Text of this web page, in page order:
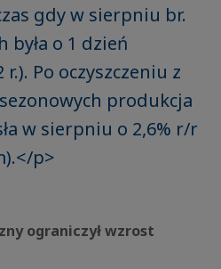
gdy w sierpniu br.
była o 1 dzień
Po oczyszczeniu z
produkcja
w sierpniu o 2,6% r/r
p>
ograniczył wzrost